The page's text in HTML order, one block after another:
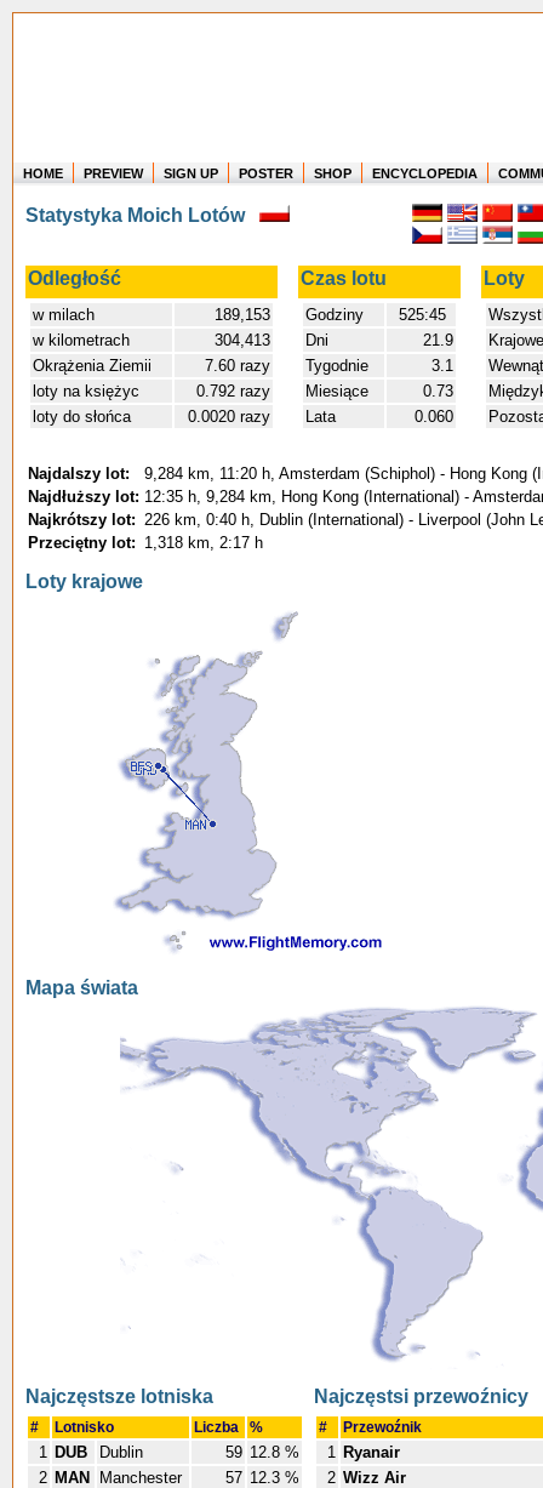
Where in the world have you flown?
How long have you been in the air?
Create your own FlightMemory and see!
HOME PREVIEW SIGN UP POSTER SHOP ENCYCLOPEDIA
Statystyka Moich Lotów
Odległość Czas lotu Loty
w milach
189,153
w kilometrach
304,413
Okrążenia Ziemii
7.60 razy
loty na księżyc
0.792 razy
loty do słońca
0.0020 razy
Godziny
525:45
Dni
21.9
Tygodnie
3.1
Miesiące
0.73
Lata
0.060
Krajowe
Najdalszy lot:
9,284 km, 11:20 h, Amsterdam (Schiphol) - Hong Kong
Najdłuższy lot: 12:35 h, 9,284 km, Hong Kong (International) -
Najkrótszy lot: 226 km, 0:40 h, Dublin (International) - Liverpool (John
Przeciętny lot: 1,318 km, 2:17 h
Loty krajowe
Mapa świata
Najczęstsze lotniska
# Lotnisko Liczba %
1 DUB Dublin 59 12.8 %
2 MAN Manchester 57 12.3 %
Najczęstsi przewoźnicy
# Przewoźnik
1 Ryanair
2 Wizz Air